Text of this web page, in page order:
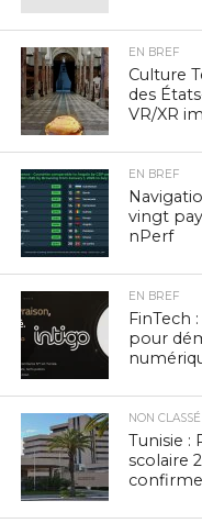
EN BREF
Culture
des
VR/XR
EN BREF
vingt
nPerf
EN BREF
FinTech
pour
NON CLASSÉ
Tunisie :
scolaire